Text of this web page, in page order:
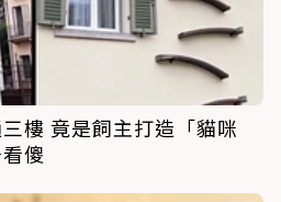
樓 竟是飼主打造「貓咪
傻